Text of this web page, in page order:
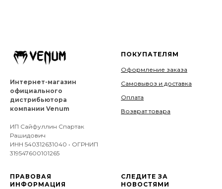
Интернет-магазин
официального
дистрибьютора
компании Venum
ИП Сайфуллин Спартак
Рашидович
ИНН 540312631040 • ОГРНИП
319547600101265
ПОКУПАТЕЛЯМ
Оформление заказа
Самовывоз и доставка
Оплата
Возврат товара
ПРАВОВАЯ
ИНФОРМАЦИЯ
СЛЕДИТЕ ЗА
НОВОСТЯМИ